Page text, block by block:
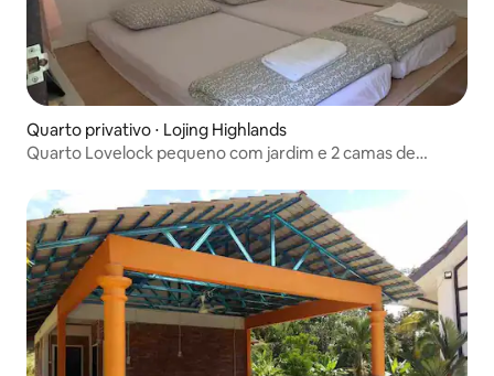
Quarto privativo ⋅ Lojing Highlands
Quarto Lovelock pequeno com jardim e 2 camas de